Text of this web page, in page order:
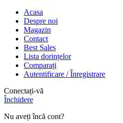
Acasa
Despre noi
Magazin
Contact
Best Sales
Lista dorințelor
Comparați
Autentificare / Înregistrare
Conectați-vă
Închidere
Nu aveți încă cont?